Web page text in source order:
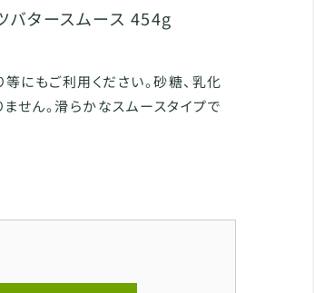
バタースムース 454g
等にもご利用ください。砂糖、乳化
せん。滑らかなスムースタイプで